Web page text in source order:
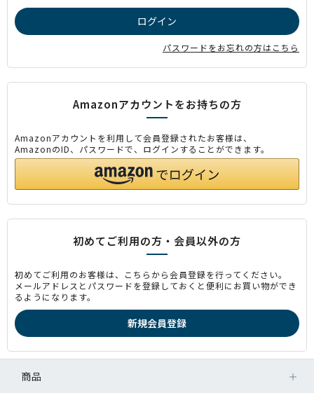
パスワードをお忘れの方はこちら
Amazonアカウントをお持ちの方
Amazonアカウントを利用して会員登録されたお客様は、
AmazonのID、パスワードで、ログインすることができます。
初めてご利用の方・会員以外の方
初めてご利用のお客様は、こちらから会員登録を行ってください。
メールアドレスとパスワードを登録しておくと便利にお買い物ができ
るようになります。
商品